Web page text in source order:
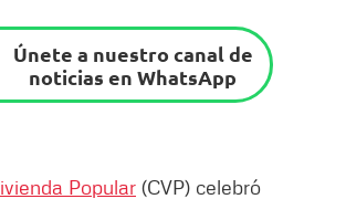
Únete a nuestro canal de
noticias en WhatsApp
Popular (CVP) celebró